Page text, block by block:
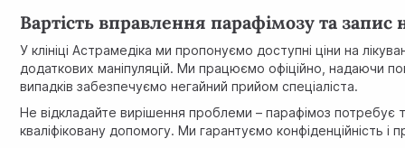
Вартість вправлення парафімозу та
У клініці Астрамедiка ми пропонуємо доступні ціни на
додаткових маніпуляцій. Ми працюємо офіційно, надаючи
випадків забезпечуємо негайний прийом спеціаліста.
Не відкладайте вирішення проблеми – парафімоз потребує
кваліфіковану допомогу. Ми гарантуємо конфіденційність і